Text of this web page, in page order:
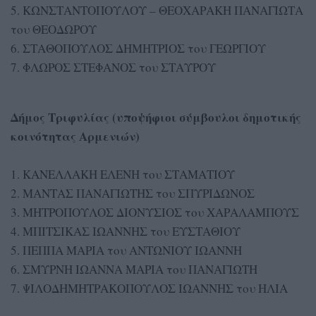
5. ΚΩΝΣΤΑΝΤΟΠΟΥΛΟΥ – ΘΕΟΧΑΡΑΚΗ ΠΑΝΑΓΙΩΤΑ
του ΘΕΟΔΩΡΟΥ
6. ΣΤΑΘΟΠΟΥΛΟΣ ΔΗΜΗΤΡΙΟΣ του ΓΕΩΡΓΙΟΥ
7. ΦΛΩΡΟΣ ΣΤΕΦΑΝΟΣ του ΣΤΑΥΡΟΥ
Δήμος Τριφυλίας (υποψήφιοι σύμβουλοι δημοτικής
κοινότητας Αρμενιών)
1. ΚΑΝΕΛΛΑΚΗ ΕΛΕΝΗ του ΣΤΑΜΑΤΙΟΥ
2. ΜΑΝΤΑΣ ΠΑΝΑΓΙΩΤΗΣ του ΣΠΥΡΙΔΩΝΟΣ
3. ΜΗΤΡΟΠΟΥΛΟΣ ΔΙΟΝΥΣΙΟΣ του ΧΑΡΑΛΑΜΠΟΥΣ
4. ΜΠΙΤΣΙΚΑΣ ΙΩΑΝΝΗΣ του ΕΥΣΤΑΘΙΟΥ
5. ΠΕΠΠΑ ΜΑΡΙΑ του ΑΝΤΩΝΙΟΥ ΙΩΑΝΝΗ
6. ΣΜΥΡΝΗ ΙΩΑΝΝΑ ΜΑΡΙΑ του ΠΑΝΑΓΙΩΤΗ
7. ΨΙΛΟΔΗΜΗΤΡΑΚΟΠΟΥΛΟΣ ΙΩΑΝΝΗΣ του ΗΛΙΑ